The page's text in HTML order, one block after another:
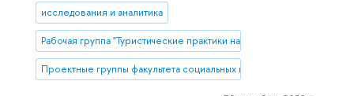
исследования и аналитика
Рабочая группа "Туристические практики населения под
Проектные группы факультета социальных наук